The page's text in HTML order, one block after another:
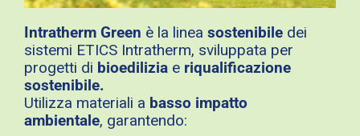
Intratherm Green è la linea sostenibile dei
sistemi ETICS Intratherm, sviluppata per
progetti di bioedilizia e riqualificazione
sostenibile.
Utilizza materiali a basso impatto
ambientale, garantendo: